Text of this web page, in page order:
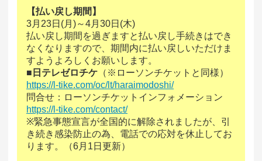
【払い戻し期間】
3月23日(月)～4月30日(木)
払い戻し期間を過ぎますと払い戻し手続きはでき
なくなりますので、期間内に払い戻しいただけま
すようよろしくお願いします。
■日テレゼロチケ （※ローソンチケットと同様）
https://l-tike.com/oc/lt/haraimodoshi/
問合せ：ローソンチケットインフォメーション
https://l-tike.com/contact/
※緊急事態宣言が全国的に解除されましたが、引
き続き感染防止の為、電話での応対を休止してお
ります。（6月1日更新）